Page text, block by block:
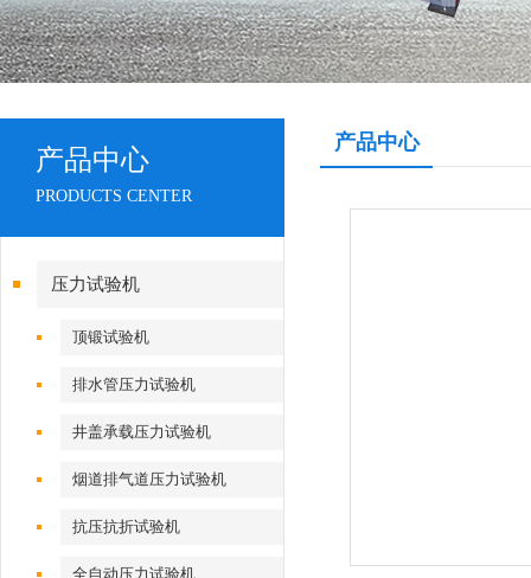
产品中心
PRODUCTS CENTER
压力试验机
顶锻试验机
排水管压力试验机
井盖承载压力试验机
烟道排气道压力试验机
抗压抗折试验机
全自动压力试验机
产品中心